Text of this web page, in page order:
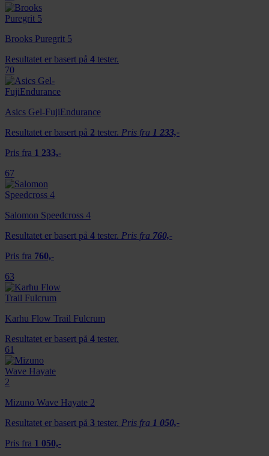
Brooks Puregrit 5
Resultatet er basert på 4 tester.
70
Asics Gel-FujiEndurance
Resultatet er basert på 2 tester. Pris fra 1 233,-
Pris fra 1 233,-
67
Salomon Speedcross 4
Resultatet er basert på 4 tester. Pris fra 760,-
Pris fra 760,-
63
Karhu Flow Trail Fulcrum
Resultatet er basert på 4 tester.
61
Mizuno Wave Hayate 2
Resultatet er basert på 3 tester. Pris fra 1 050,-
Pris fra 1 050,-